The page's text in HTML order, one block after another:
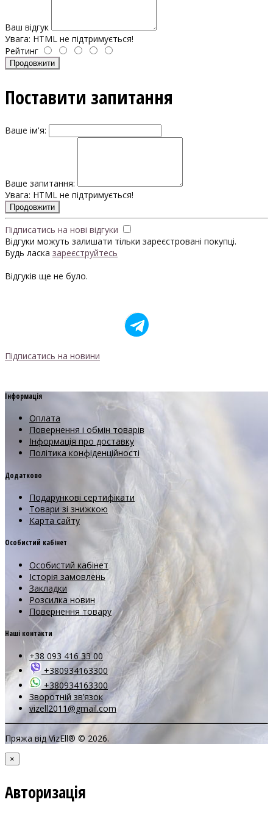
Ваш відгук
Увага: HTML не підтримується!
Рейтинг
Продовжити
Поставити запитання
Ваше ім'я:
Ваше запитання:
Увага: HTML не підтримується!
Продовжити
Підписатись на нові відгуки
Відгуки можуть залишати тільки зареєстровані покупці.
Будь ласка зареєструйтесь
Відгуків ще не було.
Підписатись на новини
Інформація
Оплата
Повернення і обмін товарів
Інформація про доставку
Політика конфіденційності
Додатково
Подарункові сертифікати
Товари зі знижкою
Карта сайту
Особистий кабінет
Особистий кабінет
Історія замовлень
Закладки
Розсилка новин
Повернення товару
Наші контакти
+38 093 416 33 00
+380934163300
+380934163300
Зворотній зв’язок
vizell2011@gmail.com
Пряжа від VizEll® © 2026.
×
Авторизація